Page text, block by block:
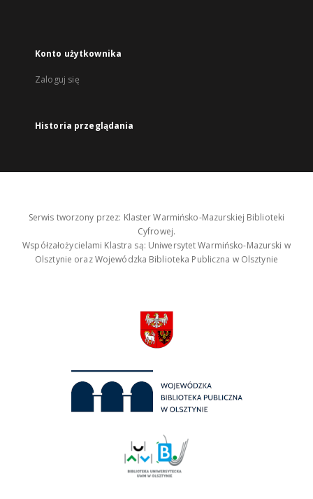
Konto użytkownika
Zaloguj się
Historia przeglądania
Serwis tworzony przez: Klaster Warmińsko-Mazurskiej Biblioteki
Cyfrowej.
Współzałożycielami Klastra są: Uniwersytet Warmińsko-Mazurski w
Olsztynie oraz Wojewódzka Biblioteka Publiczna w Olsztynie